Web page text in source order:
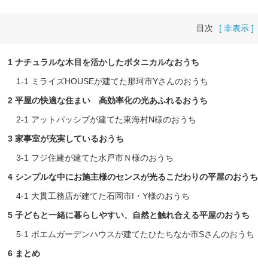
目次 [ 非表示 ]
1 ナチュラルな木目を活かしたボタニカルなおうち
1-1
ミライズHOUSEが建てた那珂市Yさんのおうち
2 平屋の快適な住まい 高効率化の光あふれるおうち
2-1 アットパッシブが建てた東海村N様のおうち
3 家事室が充実しているおうち
3-1 フジ住建が建てた水戸市Ｎ様のおうち
4 シンプルな中にお施主様のセンスが光るこだわりの平屋のおうち
4-1 大貫工務店が建てた石岡市I・Y様のおうち
5 子どもと一緒に暮らしやすい、自然と触れ合える平屋のおうち
5-1 ポエムガーデンハウスが建てたひたちなか市Sさんのおうち
6 まとめ